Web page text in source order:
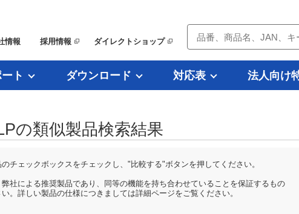
情報 採用情報 ダイレクトショップ
ト ダウンロード 対応表 法人向け
の類似製品検索結果
チェックボックスをチェックし、"比較する"ボタンを押してください。
社による推奨製品であり、同等の機能を持ち合わせていることを保証するもの
。詳しい製品の仕様につきましては詳細ページをご覧ください。